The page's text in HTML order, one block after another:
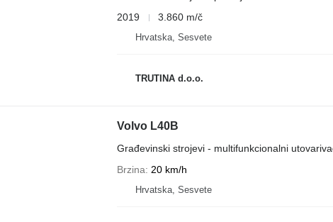
2019
3.860 m/č
Hrvatska, Sesvete
TRUTINA d.o.o.
Volvo L40B
Građevinski strojevi - multifunkcionalni
Brzina
20 km/h
Hrvatska, Sesvete